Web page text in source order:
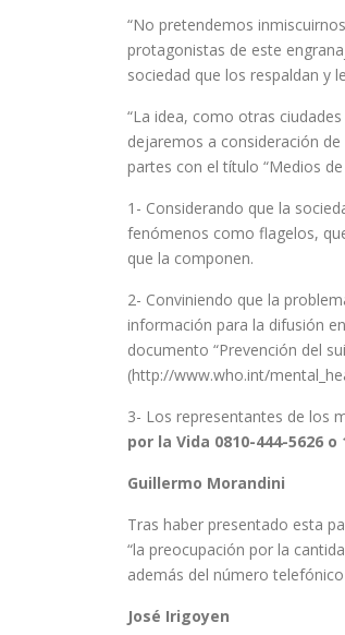
“No pretendemos
protagonistas de este
sociedad que los respaldan y
“La idea, como otras
dejaremos a consideración
partes con el título “Medios
1- Considerando que la
fenómenos como flagelos,
que la componen.
2- Conviniendo que la
información para la difusión
documento “Prevención del
(http://www.who.int/
3- Los representantes de los
por la Vida 0810-444-5626 o
Guillermo Morandini
Tras haber presentado esta
“la preocupación por la
además del número
José Irigoyen